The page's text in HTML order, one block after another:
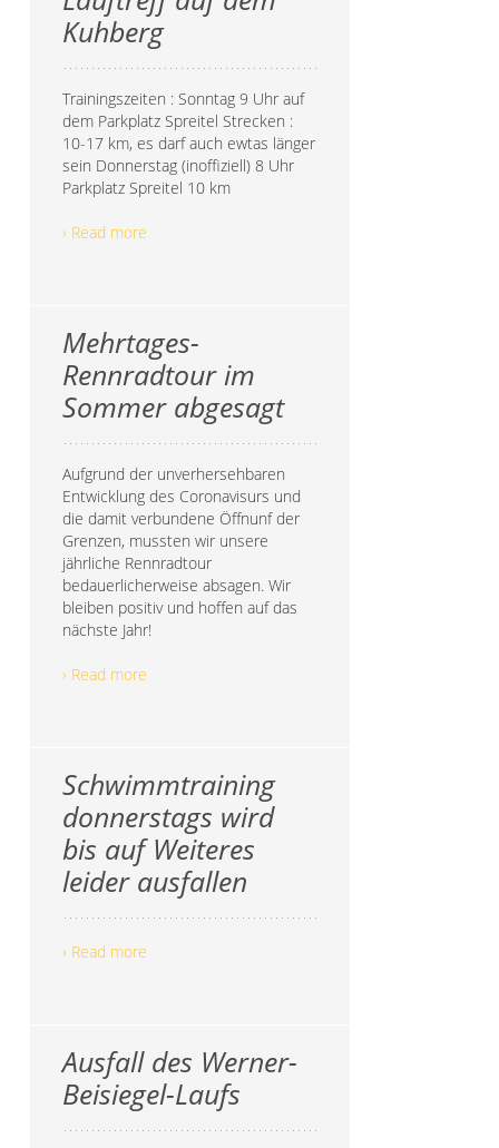
Kuhberg
Trainingszeiten : Sonntag 9 Uhr auf
dem Parkplatz Spreitel Strecken :
10-17 km, es darf auch ewtas länger
sein Donnerstag (inoffiziell) 8 Uhr
Parkplatz Spreitel 10 km
› Read more
Mehrtages-
Rennradtour im
Sommer abgesagt
Aufgrund der unverhersehbaren
Entwicklung des Coronavisurs und
die damit verbundene Öffnunf der
Grenzen, mussten wir unsere
jährliche Rennradtour
bedauerlicherweise absagen. Wir
bleiben positiv und hoffen auf das
nächste Jahr!
› Read more
Schwimmtraining
donnerstags wird
bis auf Weiteres
leider ausfallen
› Read more
Ausfall des Werner-
Beisiegel-Laufs